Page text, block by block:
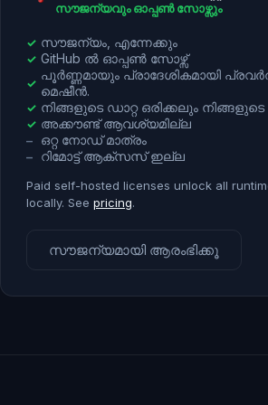
സൗജന്യവും ഓപ്പൺ സോഴ്സും
✓ സൗജന്യം, എന്നേക്കും
✓ GitHub ൽ ഓപ്പൺ സോഴ്സ്
✓
പൂർണ്ണമായും പ്രാദേശികമായി
മെഷീൻ.
✓ നിങ്ങളുടെ ഡാറ്റ ഒരിക്കലും
✓ അക്കൗണ്ട് ആവശ്യമില്ല
– ഒറ്റ നോഡ് മാത്രം
– റിമോട്ട് ആക്സസ് ഇല്ല
Paid self-hosted licenses unlock all
locally. See pricing.
സൗജന്യമായി ആരംഭിക്കൂ